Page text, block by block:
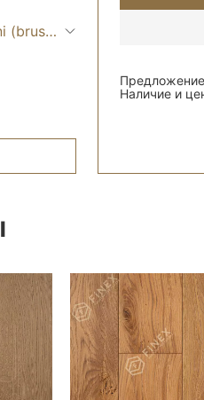
(brushed)
Наличие и